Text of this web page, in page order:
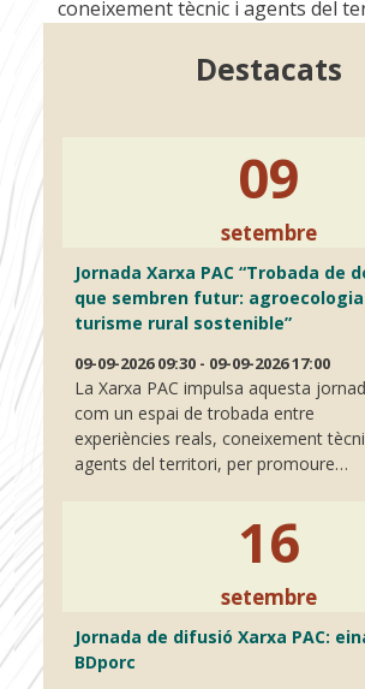
coneixement tècnic i agents del
Destacats
09
setembre
Jornada Xarxa PAC “Trobada de
que sembren futur:
turisme rural sostenible”
09-09-2026 09:30 - 09-09-2026 17:00
La Xarxa PAC impulsa aquesta
com un espai de trobada entre
experiències reals, coneixement
agents del territori, per promoure…
16
setembre
Jornada de difusió Xarxa PAC:
BDporc